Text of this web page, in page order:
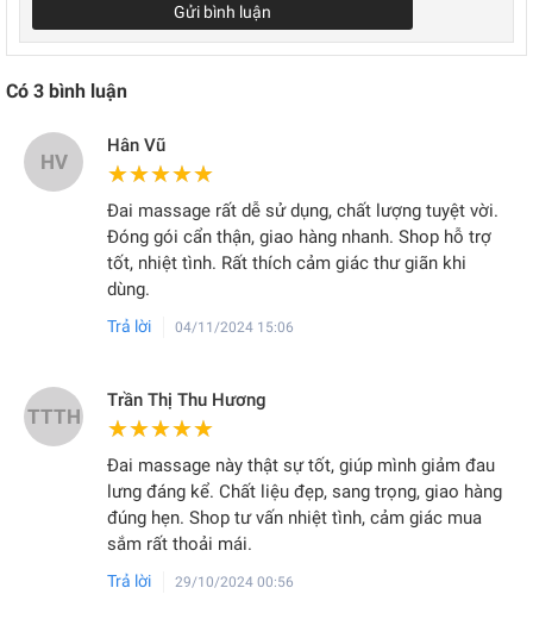
Gửi bình luận
Có 3 bình luận
HV
Hân Vũ
★★★★★
★★★★★
Đai massage rất dễ sử dụng, chất lượng tuyệt vời.
Đóng gói cẩn thận, giao hàng nhanh. Shop hỗ trợ
tốt, nhiệt tình. Rất thích cảm giác thư giãn khi
dùng.
Trả lời 04/11/2024 15:06
TTTH
Trần Thị Thu Hương
★★★★★
★★★★★
Đai massage này thật sự tốt, giúp mình giảm đau
lưng đáng kể. Chất liệu đẹp, sang trọng, giao hàng
đúng hẹn. Shop tư vấn nhiệt tình, cảm giác mua
sắm rất thoải mái.
Trả lời 29/10/2024 00:56